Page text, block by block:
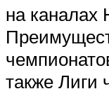
на каналах
также Лиги